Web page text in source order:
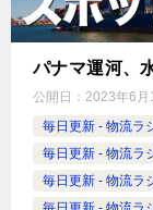
パナマ運河、
公開日： 2023年6月
毎日更新 - 物流ラ
毎日更新 - 物流ラ
毎日更新 - 物流ラ